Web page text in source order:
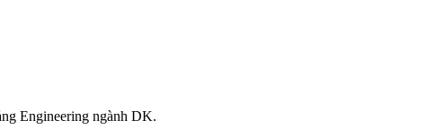
Engineering ngành DK.